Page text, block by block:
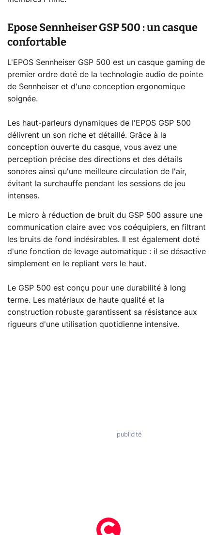
Epose Sennheiser GSP 500 : un casque
confortable
L'EPOS Sennheiser GSP 500 est un casque gaming de
premier ordre doté de la technologie audio de pointe
de Sennheiser et d'une conception ergonomique
soignée.
Les haut-parleurs dynamiques de l'EPOS GSP 500
délivrent un son riche et détaillé. Grâce à la
conception ouverte du casque, vous avez une
perception précise des directions et des détails
sonores ainsi qu'une meilleure circulation de l'air,
évitant la surchauffe pendant les sessions de jeu
intenses.
Le micro à réduction de bruit du GSP 500 assure une
communication claire avec vos coéquipiers, en filtrant
les bruits de fond indésirables. Il est également doté
d'une fonction de levage automatique : il se désactive
simplement en le repliant vers le haut.
Le GSP 500 est conçu pour une durabilité à long
terme. Les matériaux de haute qualité et la
construction robuste garantissent sa résistance aux
rigueurs d'une utilisation quotidienne intensive.